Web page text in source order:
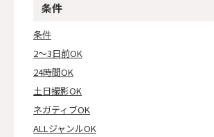
条件
条件
2～3日前OK
24時間OK
土日撮影OK
ネガティブOK
ALLジャンルOK